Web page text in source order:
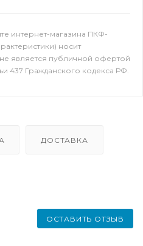
интернет-магазина ПКФ-
носит
является публичной офертой
437 Гражданского кодекса РФ.
ДОСТАВКА
ОСТАВИТЬ ОТЗЫВ